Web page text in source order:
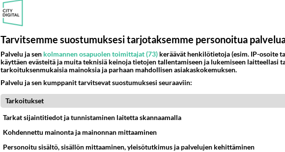
HIFK miksi
Kuinka tämä joukkue voi olla näin surkea? Arvuuttelee mies
06.03.2026 20:56
Tarvitsemme suostumuksesi tarjotaksemme personoitua
Palvelu ja sen kolmannen osapuolen toimittajat (73) keräävät henkilötietoja (esim. IP-osoite
käyttäen evästeitä ja muita teknisiä keinoja tietojen tallentamiseen ja lukemiseen laitteellasi
tarkoituksenmukaisia mainoksia ja parhaan mahdollisen asiakaskokemuksen.
Palvelu ja sen kumppanit tarvitsevat suostumuksesi seuraaviin:
Tarkoitukset
Tarkat sijaintitiedot ja tunnistaminen laitetta skannaamalla
Kohdennettu mainonta ja mainonnan mittaaminen
Personoitu sisältö, sisällön mittaaminen, yleisötutkimus ja palvelujen kehittäminen